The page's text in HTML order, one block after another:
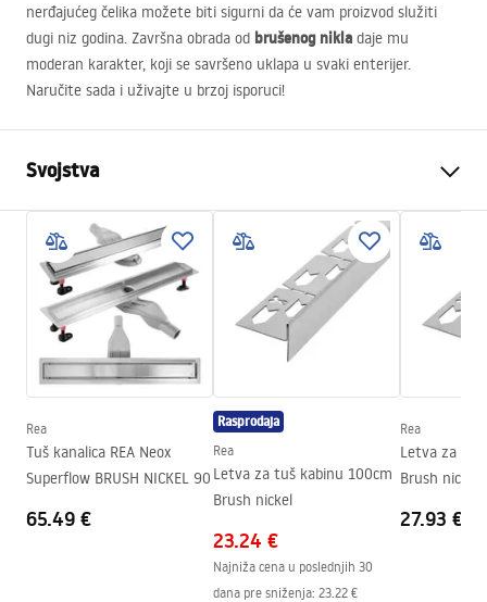
nerđajućeg čelika možete biti sigurni da će vam proizvod služiti
dugi niz godina. Završna obrada od brušenog nikla daje mu
moderan karakter, koji se savršeno uklapa u svaki enterijer.
Naručite sada i uživajte u brzoj isporuci!
Svojstva
Tip proizvoda
Boja
Četkani čelik
Materijal
Nehrđajući čelik
Duljina
1300 mm
Visina
mm
Širina
12mm
Debljina čelika
1mm
Može da se seče
Да
24 mjeseca
Rea
Tuš kanalica REA Neox
Superflow BRUSH NICKEL 90
65.49 €
Rasprodaja
Rea
Letva za tuš kabinu 100cm
Brush nickel
23.24 €
Najniža cena u poslednjih 30
dana pre sniženja: 23.22 €
Rea
Letva za tuš
Brush nickel
27.93 €